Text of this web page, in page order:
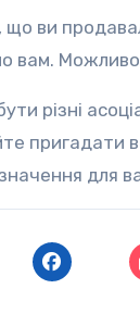
ви
вам.
різні
пригадати
для